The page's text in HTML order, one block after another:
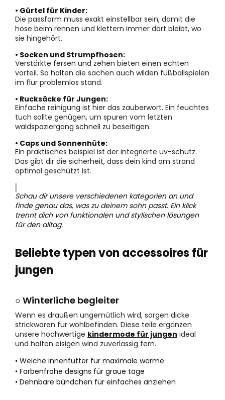
• Gürtel für Kinder:
Die passform muss exakt einstellbar sein, damit die
hose beim rennen und klettern immer dort bleibt, wo
sie hingehört.
• Socken und Strumpfhosen:
Verstärkte fersen und zehen bieten einen echten
vorteil. So halten die sachen auch wilden fußballspielen
im flur problemlos stand.
• Rucksäcke für Jungen:
Einfache reinigung ist hier das zauberwort. Ein feuchtes
tuch sollte genügen, um spuren vom letzten
waldspaziergang schnell zu beseitigen.
• Caps und Sonnenhüte:
Ein praktisches beispiel ist der integrierte uv-schutz.
Das gibt dir die sicherheit, dass dein kind am strand
optimal geschützt ist.
Schau dir unsere verschiedenen kategorien an und
finde genau das, was zu deinem sohn passt. Ein klick
trennt dich von funktionalen und stylischen lösungen
für den alltag.
Beliebte typen von accessoires für
jungen
○ Winterliche begleiter
Wenn es draußen ungemütlich wird, sorgen dicke
strickwaren für wohlbefinden. Diese teile ergänzen
unsere hochwertige kindermode für jungen ideal
und halten eisigen wind zuverlässig fern.
• Weiche innenfutter für maximale wärme
• Farbenfrohe designs für graue tage
• Dehnbare bündchen für einfaches anziehen